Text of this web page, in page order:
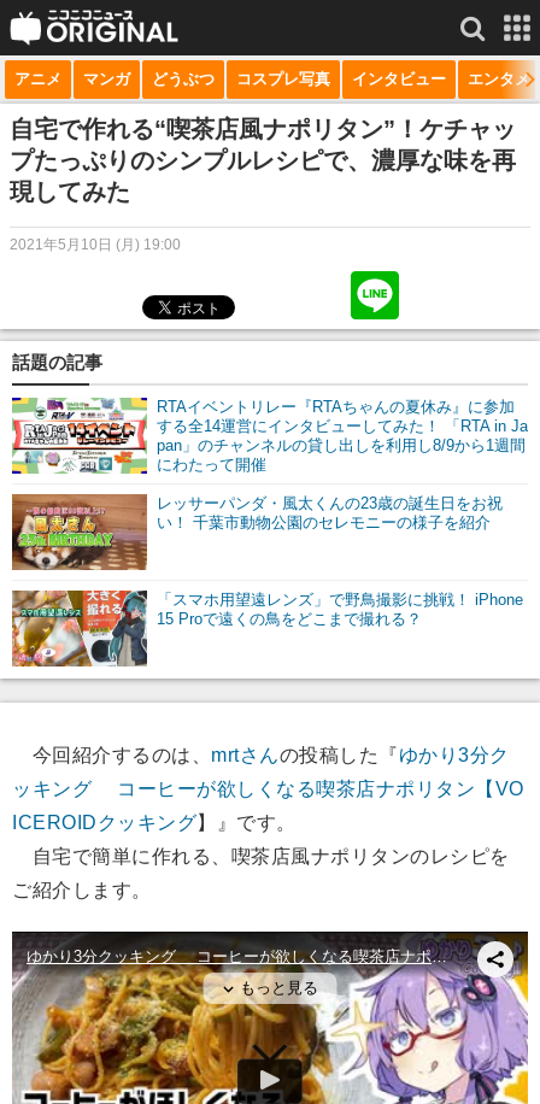
サービス一覧 もっと見る
niconico
動画
生放送
マンガ
ニコニコQ
アニメ マンガ どうぶつ コスプレ写真 インタビュー エンタメ
自宅で作れる“喫茶店風ナポリタン”！ケチャッ
プたっぷりのシンプルレシピで、濃厚な味を再
現してみた
2021年5月10日 (月) 19:00
話題の記事
RTAイベントリレー『RTAちゃんの夏休み』に参加
する全14運営にインタビューしてみた！ 「RTA in Ja
pan」のチャンネルの貸し出しを利用し8/9から1週間
にわたって開催
レッサーパンダ・風太くんの23歳の誕生日をお祝
い！ 千葉市動物公園のセレモニーの様子を紹介
「スマホ用望遠レンズ」で野鳥撮影に挑戦！ iPhone
15 Proで遠くの鳥をどこまで撮れる？
今回紹介するのは、 mrtさんの投稿した『ゆかり3分ク
ッキング コーヒーが欲しくなる喫茶店ナポリタン【VO
ICEROIDクッキング】』です。
自宅で簡単に作れる、喫茶店風ナポリタンのレシピを
ご紹介します。